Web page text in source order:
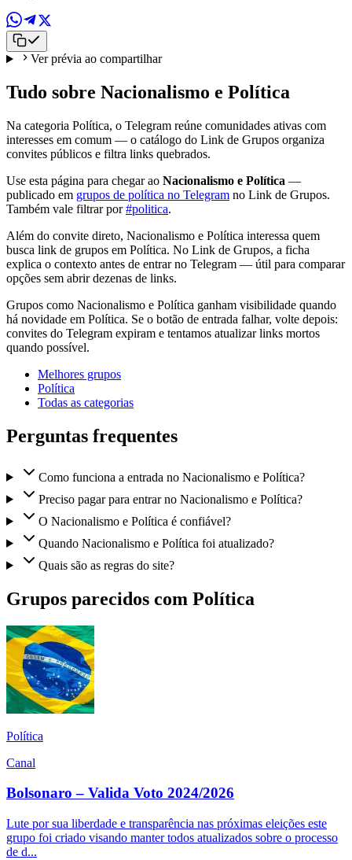
Ver prévia ao compartilhar
Tudo sobre Nacionalismo e Política
Na categoria Política, o Telegram reúne comunidades ativas com
interesses em comum — o catálogo do Link de Grupos organiza
convites públicos e filtra links quebrados.
Use esta página para chegar ao Nacionalismo e Política —
publicado em grupos de política no Telegram no Link de Grupos.
Também vale filtrar por#politica.
Além do convite direto, Nacionalismo e Política interessa quem
busca link de grupos em Política. No Link de Grupos, a ficha
explica o contexto antes de entrar no Telegram — útil para comparar
opções sem abrir dezenas de links.
Grupos como Nacionalismo e Política ganham visibilidade quando
há novidade em Política. Se o botão de entrada falhar, volte depois:
convites do Telegram expiram e tentamos atualizar links mortos
quando possível.
Melhores grupos
Política
Todas as categorias
Perguntas frequentes
Como funciona a entrada no Nacionalismo e Política?
Preciso pagar para entrar no Nacionalismo e Política?
O Nacionalismo e Política é confiável?
Quando Nacionalismo e Política foi atualizado?
Quais são as regras do site?
Grupos parecidos com Política
Política
Canal
Bolsonaro – Valida Voto 2024/2026
Lute por sua liberdade e transparência nas próximas eleições este
grupo foi criado visando manter todos atualizados sobre o processo
de d...